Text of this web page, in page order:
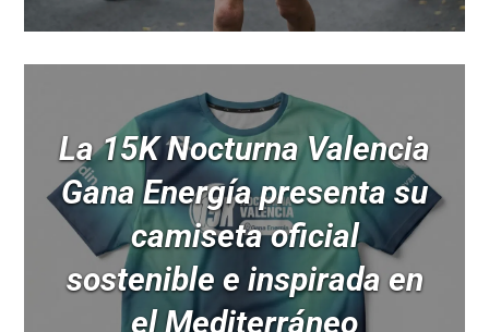
La 15K Nocturna Valencia
Gana Energía presenta su
camiseta oficial
sostenible e inspirada en
el Mediterráneo